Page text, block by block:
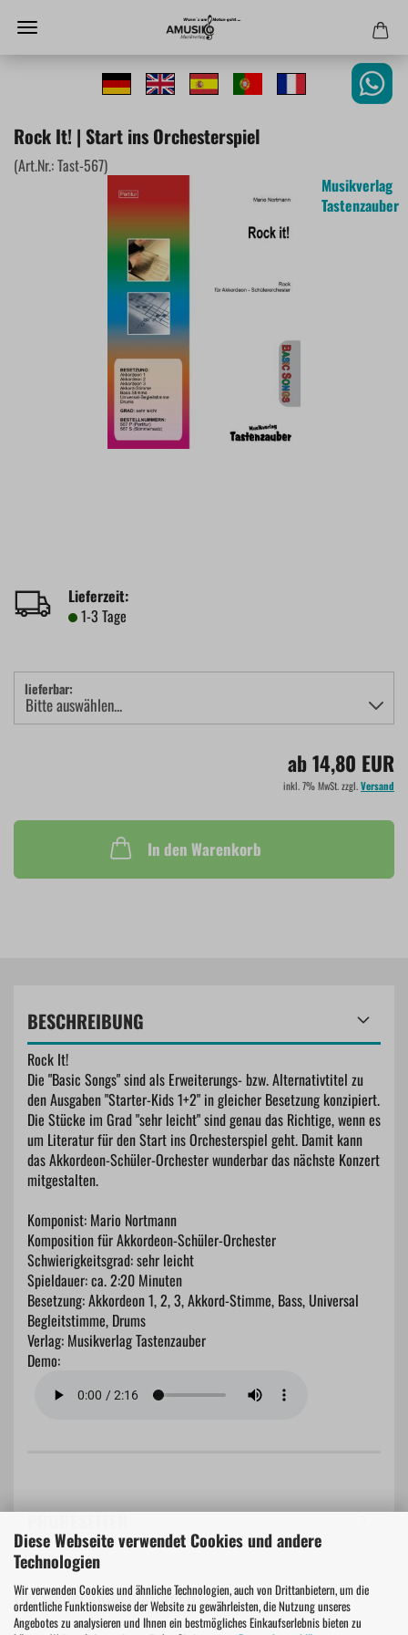
Diese Webseite verwendet Cookies und andere
Technologien
Wir verwenden Cookies und ähnliche Technologien, auch von Drittanbietern, um die
ordentliche Funktionsweise der Website zu gewährleisten, die Nutzung unseres
Angebotes zu analysieren und Ihnen ein bestmögliches Einkaufserlebnis bieten zu
Rock It! | Start ins Orchesterspiel
(Art.Nr.:Tast-567)
Musikverlag
Tastenzauber
Lieferzeit:
1-3 Tage
lieferbar:
ab 14,80 EUR
inkl. 7% MwSt. zzgl.Versand
In den Warenkorb
BESCHREIBUNG
Rock It!
Die "Basic Songs" sind als Erweiterungs- bzw. Alternativtitel zu
den Ausgaben "Starter-Kids 1+2" in gleicher Besetzung konzipiert.
Die Stücke im Grad "sehr leicht" sind genau das Richtige, wenn es
um Literatur für den Start ins Orchesterspiel geht. Damit kann
das Akkordeon-Schüler-Orchester wunderbar das nächste Konzert
mitgestalten.
Komponist: Mario Nortmann
Komposition für Akkordeon-Schüler-Orchester
Schwierigkeitsgrad: sehr leicht
Spieldauer: ca. 2:20 Minuten
Besetzung: Akkordeon 1, 2, 3, Akkord-Stimme, Bass, Universal
Begleitstimme, Drums
Verlag: Musikverlag Tastenzauber
Demo:
PROBESEITEN
Hersteller Informationen